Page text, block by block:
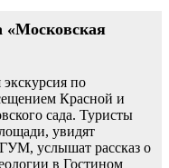
«Московская
по
Красной и
сада. Туристы
увидят
услышат рассказ о
в Гостином